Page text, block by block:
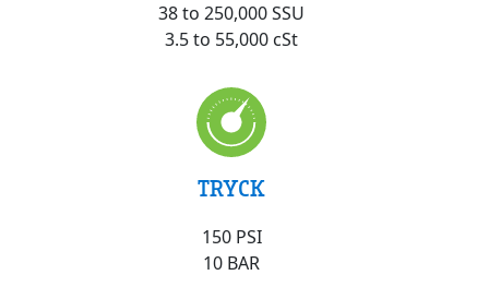
38 to 250,000 SSU
3.5 to 55,000 cSt
TRYCK
150 PSI
10 BAR